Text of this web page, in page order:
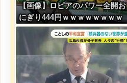
【画像】ロピアのパワー全開お
にぎり444円ｗｗｗｗｗｗｗｗ
ｗｗｗｗ